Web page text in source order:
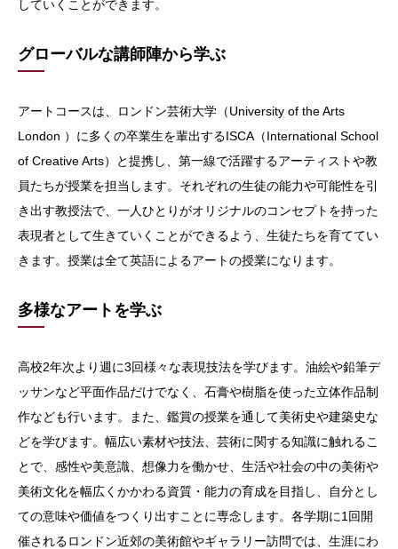
していくことができます。
グローバルな講師陣から学ぶ
アートコースは、ロンドン芸術大学（University of the Arts
London ）に多くの卒業生を輩出するISCA（International School
of Creative Arts）と提携し、第一線で活躍するアーティストや教
員たちが授業を担当します。それぞれの生徒の能力や可能性を引
き出す教授法で、一人ひとりがオリジナルのコンセプトを持った
表現者として生きていくことができるよう、生徒たちを育ててい
きます。授業は全て英語によるアートの授業になります。
多様なアートを学ぶ
高校2年次より週に3回様々な表現技法を学びます。油絵や鉛筆デ
ッサンなど平面作品だけでなく、石膏や樹脂を使った立体作品制
作なども行います。また、鑑賞の授業を通して美術史や建築史な
どを学びます。幅広い素材や技法、芸術に関する知識に触れるこ
とで、感性や美意識、想像力を働かせ、生活や社会の中の美術や
美術文化を幅広くかかわる資質・能力の育成を目指し、自分とし
ての意味や価値をつくり出すことに専念します。各学期に1回開
催されるロンドン近郊の美術館やギャラリー訪問では、生涯にわ